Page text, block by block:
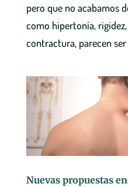
pero que no acabamos
como hipertonía,
contractura, parecen ser
Nuevas propuestas